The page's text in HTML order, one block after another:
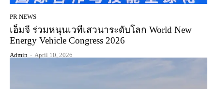
PR NEWS
เอ็มจี ร่วมหนุนเวทีเสวนาระดับโลก World New
Energy Vehicle Congress 2026
Admin - April 10, 2026